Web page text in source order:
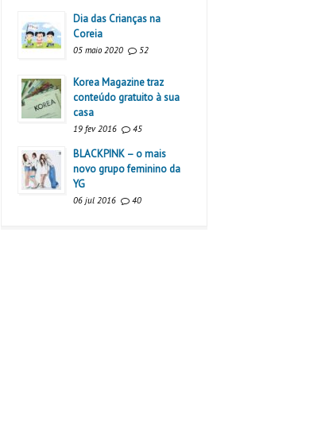
Dia das Crianças na
Coreia
05 maio 2020 52
Korea Magazine traz
conteúdo gratuito à sua
casa
19 fev 2016 45
BLACKPINK – o mais
novo grupo feminino da
YG
06 jul 2016 40